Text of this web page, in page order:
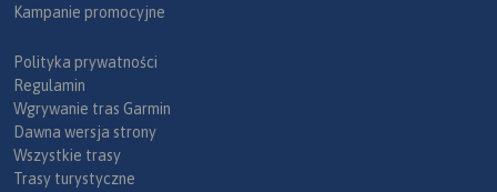
Kampanie promocyjne
Polityka prywatności
Regulamin
Wgrywanie tras Garmin
Dawna wersja strony
Wszystkie trasy
Trasy turystyczne